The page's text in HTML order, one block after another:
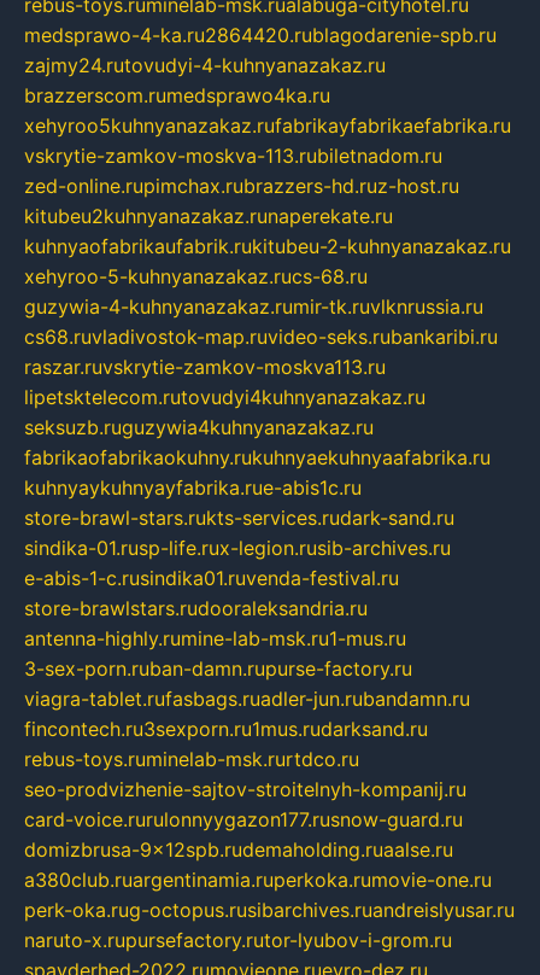
medsprawo-4-ka.ru2864420.rublagodarenie-spb.ru
zajmy24.rutovudyi-4-kuhnyanazakaz.ru
brazzerscom.rumedsprawo4ka.ru
xehyroo5kuhnyanazakaz.rufabrikayfabrikaefabrika.ru
vskrytie-zamkov-moskva-113.rubiletnadom.ru
zed-online.rupimchax.rubrazzers-hd.ruz-host.ru
kitubeu2kuhnyanazakaz.runaperekate.ru
kuhnyaofabrikaufabrik.rukitubeu-2-kuhnyanazakaz.ru
xehyroo-5-kuhnyanazakaz.rucs-68.ru
guzywia-4-kuhnyanazakaz.rumir-tk.ruvlknrussia.ru
cs68.ruvladivostok-map.ruvideo-seks.rubankaribi.ru
raszar.ruvskrytie-zamkov-moskva113.ru
lipetsktelecom.rutovudyi4kuhnyanazakaz.ru
seksuzb.ruguzywia4kuhnyanazakaz.ru
fabrikaofabrikaokuhny.rukuhnyaekuhnyaafabrika.ru
kuhnyaykuhnyayfabrika.rue-abis1c.ru
store-brawl-stars.rukts-services.rudark-sand.ru
sindika-01.rusp-life.rux-legion.rusib-archives.ru
e-abis-1-c.rusindika01.ruvenda-festival.ru
store-brawlstars.rudooraleksandria.ru
antenna-highly.rumine-lab-msk.ru1-mus.ru
3-sex-porn.ruban-damn.rupurse-factory.ru
viagra-tablet.rufasbags.ruadler-jun.rubandamn.ru
fincontech.ru3sexporn.ru1mus.rudarksand.ru
rebus-toys.ruminelab-msk.rurtdco.ru
seo-prodvizhenie-sajtov-stroitelnyh-kompanij.ru
card-voice.rurulonnyygazon177.rusnow-guard.ru
domizbrusa-9x12spb.rudemaholding.ruaalse.ru
a380club.ruargentinamia.ruperkoka.rumovie-one.ru
perk-oka.rug-octopus.rusibarchives.ruandreislyusar.ru
naruto-x.rupursefactory.rutor-lyubov-i-grom.ru
spayderhed-2022.rumovieone.ruevro-dez.ru